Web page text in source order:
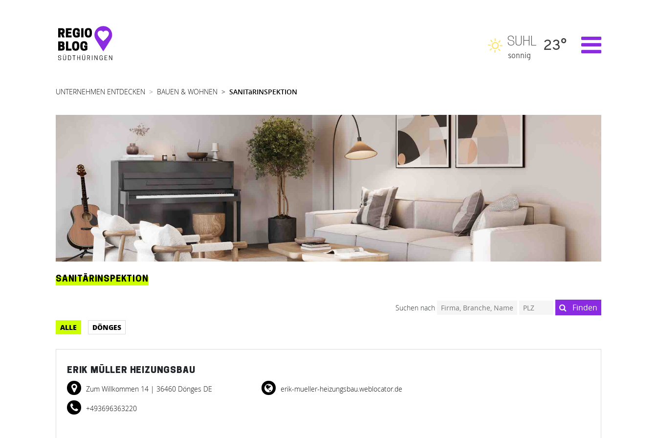
Hauptnavigation
SUHL
sonnig
23°
UNTERNEHMEN ENTDECKEN BAUEN & WOHNEN SANITäRINSPEKTION
SANITÄRINSPEKTION
Suchen nach Finden
ALLE DÖNGES
ERIK MÜLLER HEIZUNGSBAU
Zum Willkommen 14 | 36460 Dönges DE
+493696363220
erik-mueller-heizungsbau.weblocator.de